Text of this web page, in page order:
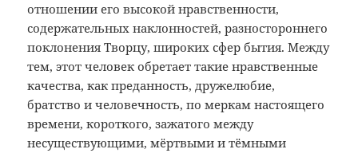
отношении его высокой нравственности,
содержательных наклонностей, разностороннего
поклонения Творцу, широких сфер бытия. Между
тем, этот человек обретает такие нравственные
качества, как преданность, дружелюбие,
братство и человечность, по меркам настоящего
времени, короткого, зажатого между
несуществующими, мёртвыми и тёмными